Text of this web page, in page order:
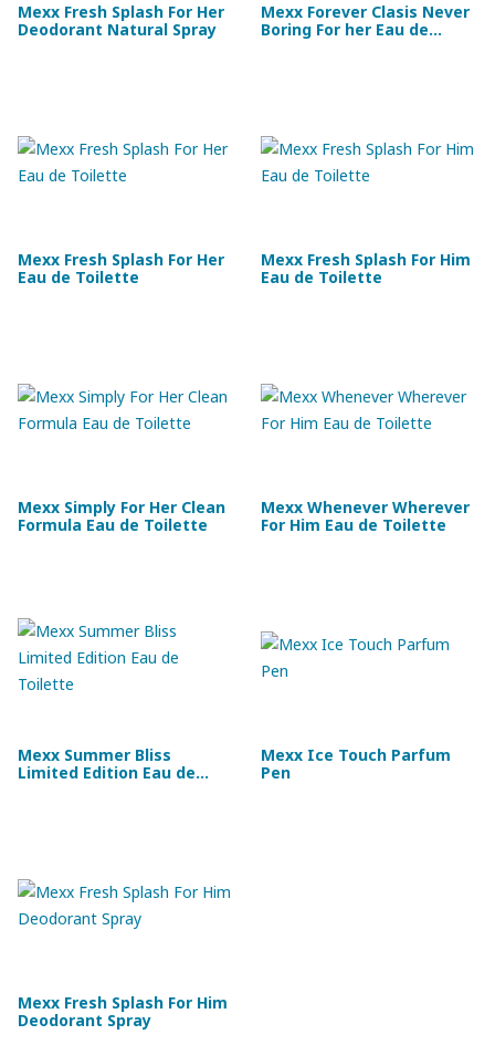
Mexx Fresh Splash For Her
Deodorant Natural Spray
Mexx Forever Clasis Never
Boring For her Eau de
Mexx Fresh Splash For Her
Eau de Toilette
Mexx Fresh Splash For Him
Eau de Toilette
Mexx Simply For Her Clean
Formula Eau de Toilette
Mexx Whenever Wherever
For Him Eau de Toilette
Mexx Summer Bliss
Limited Edition Eau de
Mexx Ice Touch Parfum
Pen
Mexx Fresh Splash For Him
Deodorant Spray